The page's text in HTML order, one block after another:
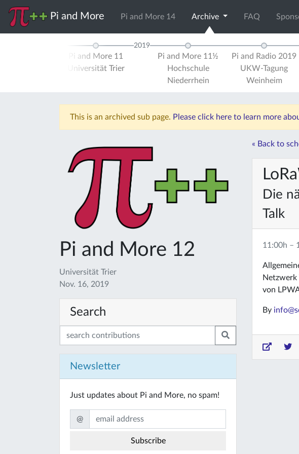
Pi and More Pi and More 14 Archive FAQ
Pi and More 11
Universität Trier
2019
Pi and More 11½
Hochschule
Niederrhein
Pi and Radio 2019
UKW-Tagung
Weinheim
This is an archived sub page. Please click here to learn more
Pi and More 12
Universität Trier
Nov. 16, 2019
Search
Newsletter
Just updates about Pi and More, no spam!
@
« Back to
Die
Talk
11:00h –
Netzwerk
von
By